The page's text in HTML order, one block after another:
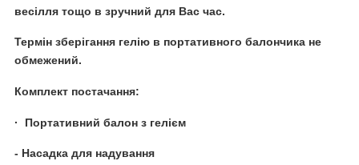
весілля тощо в зручний для Вас час.
Термін зберігання гелію в портативного балончика не
обмежений.
Комплект постачання:
· Портативний балон з гелієм
- Насадка для надування